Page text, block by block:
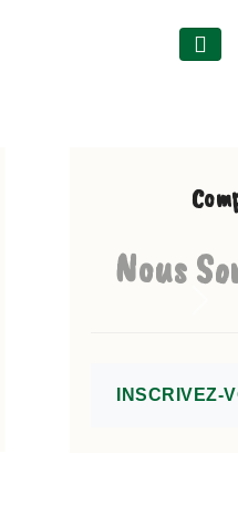
Au Camp !
POSTULEZ !